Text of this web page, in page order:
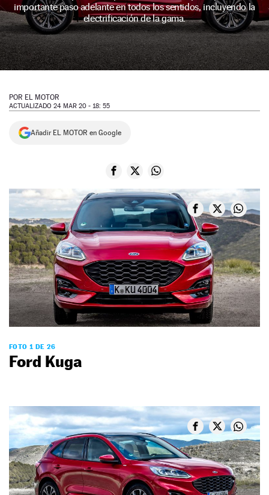
NEWSLETTER
SÍGUENOS
importante paso adelante en todos los sentidos, incluyendo la
electrificación de la gama.
POR EL MOTOR
ACTUALIZADO 24 MAR 20 - 18: 55
Añadir EL MOTOR en Google
FOTO 1 DE 26
Ford Kuga